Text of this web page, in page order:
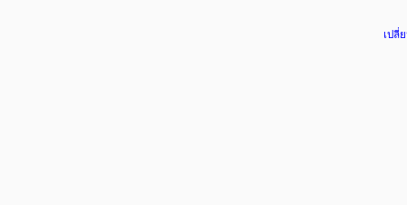
เปลี่